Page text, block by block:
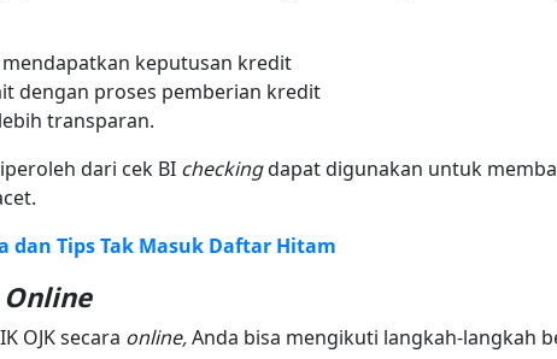
keputusan kredit
dengan proses pemberian kredit
transparan.
dari cek BI checkingdapat digunakan untuk
dan Tips Tak Masuk Daftar Hitam
Online
OJK secara online,Anda bisa mengikuti langkah-langkah